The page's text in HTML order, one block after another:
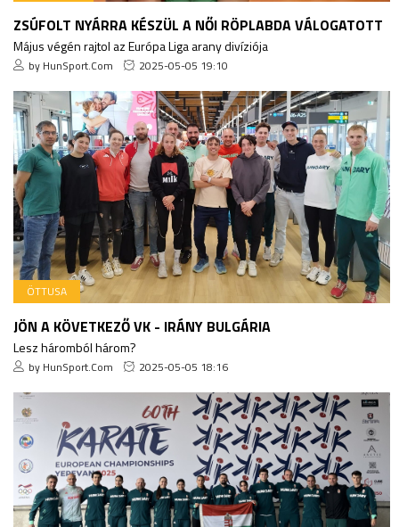
ZSÚFOLT NYÁRRA KÉSZÜL A NŐI RÖPLABDA VÁLOGATOTT
Május végén rajtol az Európa Liga arany divíziója
by HunSport.Com 2025-05-05 19:10
ÖTTUSA
JÖN A KÖVETKEZŐ VK - IRÁNY BULGÁRIA
Lesz háromból három?
by HunSport.Com 2025-05-05 18:16